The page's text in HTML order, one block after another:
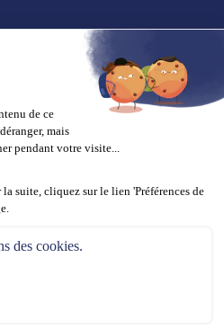
NOTRE UNIVERS
Actualités
Éditorial
Contact